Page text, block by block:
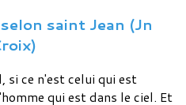
saint Jean (Jn
si ce n'est celui qui est
qui est dans le ciel. Et